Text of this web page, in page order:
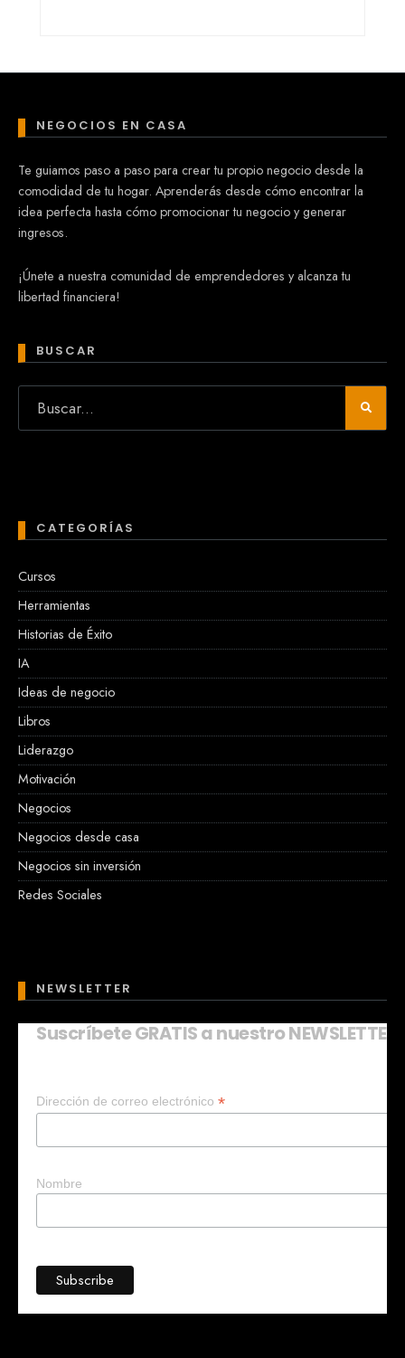
NEGOCIOS EN CASA
Te guiamos paso a paso para crear tu propio negocio desde la
comodidad de tu hogar. Aprenderás desde cómo encontrar la
idea perfecta hasta cómo promocionar tu negocio y generar
ingresos.
¡Únete a nuestra comunidad de emprendedores y alcanza tu
libertad financiera!
BUSCAR
CATEGORÍAS
Cursos
Herramientas
Historias de Éxito
IA
Ideas de negocio
Libros
Liderazgo
Motivación
Negocios
Negocios desde casa
Negocios sin inversión
Redes Sociales
NEWSLETTER
Suscríbete GRATIS a nuestro NEWSLETTER
Dirección de correo electrónico *
Nombre
¿Quieres que te ayude a crear un